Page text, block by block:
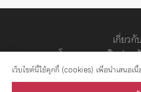
เกี่ยวกั
นโยบายความเป็นส่วน
สัญญาอ
เว็บไซต์นี้ใช้คุกกี้ (cookies) เพื่อนำเสนอเ